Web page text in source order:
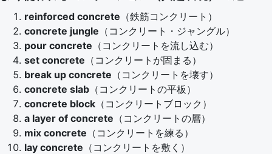
reinforced concrete （鉄筋コンクリート）
concrete jungle （コンクリート・ジャングル）
pour concrete （コンクリートを流し込む）
set concrete （コンクリートが固まる）
break up concrete （コンクリートを壊す）
concrete slab （コンクリートの平板）
concrete block （コンクリートブロック）
a layer of concrete （コンクリートの層）
mix concrete （コンクリートを練る）
lay concrete （コンクリートを敷く）